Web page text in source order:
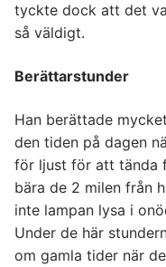
tyckte dock att det
så väldigt.
Berättarstunder
Han berättade
den tiden på dagen
för ljust för att tända
bära de 2 milen från
inte lampan lysa i
Under de här
om gamla tider när